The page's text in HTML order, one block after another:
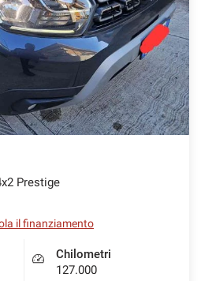
Prestige
il finanziamento
Chilometri
127.000